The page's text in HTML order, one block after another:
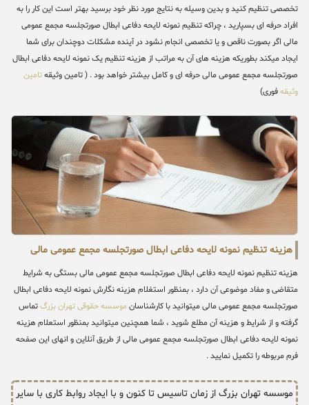
تخصصی تنظیم کنید و بدین وسیله به نتایج مورد نظر خود برسید بهتر است این کار را به
افراد حرفه ای بسپارید ، چراکه تنظیم نمونه لایحه دفاعی ابطال صورتجلسه مجمع عمومی
مالی اگر بصورت ناقص و یا تخصصی انجام نشود در آینده مشکلات دوچندان برای شما
ایجاد میکند بطوریکه هزینه های آن به مراتب از هزینه تنظیم یک نمونه لایحه دفاعی ابطال
صورتجلسه مجمع عمومی مالی حرفه ای و کامل بیشتر خواهد بود . ( تامین وثیقهتامین
وثیقهفوری)
هزینه تنظیم نمونه لایحه دفاعی ابطال صورتجلسه مجمع عمومی مالی
هزینه تنظیم نمونه لایحه دفاعی ابطال صورتجلسه مجمع عمومی مالی بستگی به شرایط
متقاضی و مفاد موضوعی آن دارد ، بمنظور استغلام هزینه نگارش نمونه لایحه دفاعی ابطال
صورتجلسه مجمع عمومی مالی میتوانید با کارشناسان موسسه حقوقی تهران بزرگتماس
گرفته و از شرایط و هزینه آن مطلع شوید ، شما همچنین میتوانید بمنظور استعلام هزینه
نمونه لایحه دفاعی ابطال صورتجلسه مجمع عمومی مالی از طریق آنلاین و انهای این صفحه
فرم مربوطه را تکمیل نمایید .
موسسه تهران بزرگ از زمان تاسیس تا کنون و با ایجاد روابط کاری با سایر